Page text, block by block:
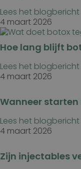
Lees het blogbericht
4 maart 2026
Hoe lang blijft
Lees het blogbericht
4 maart 2026
Wanneer
Lees het blogbericht
4 maart 2026
Zijn injectables